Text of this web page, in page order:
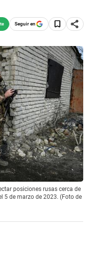
Seguir en
posiciones rusas cerca de
5 de marzo de 2023. (Foto de